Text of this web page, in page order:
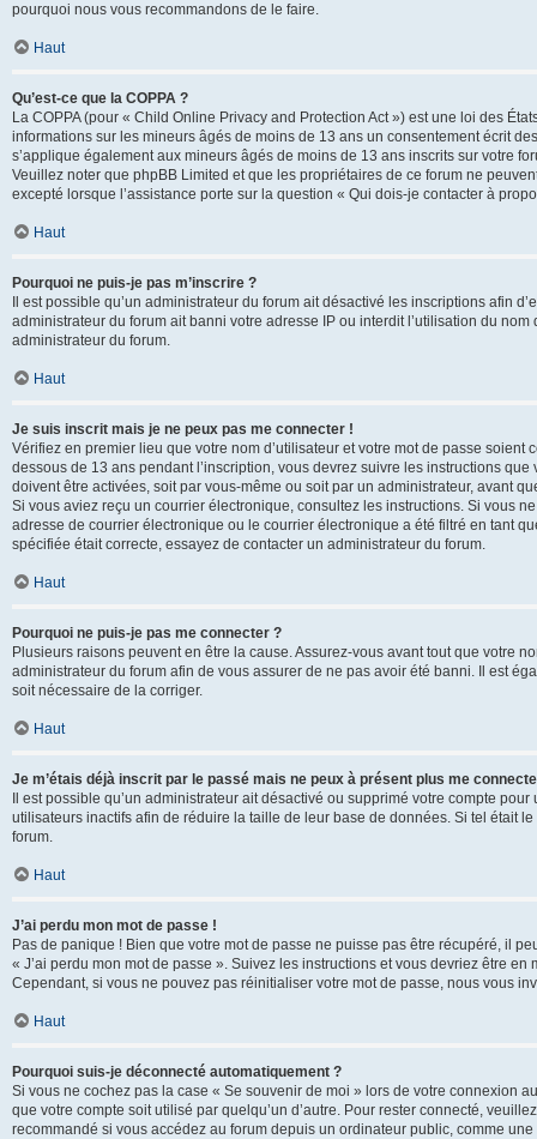
pourquoi nous vous recommandons de le faire.
Haut
Qu’est-ce que la COPPA ?
La COPPA (pour « Child Online Privacy and Protection Act ») est une loi des
informations sur les mineurs âgés de moins de 13 ans un consentement écrit
s’applique également aux mineurs âgés de moins de 13 ans inscrits sur votre
Veuillez noter que phpBB Limited et que les propriétaires de ce forum ne
excepté lorsque l’assistance porte sur la question « Qui dois-je contacter à
Haut
Pourquoi ne puis-je pas m’inscrire ?
Il est possible qu’un administrateur du forum ait désactivé les inscriptions afin
administrateur du forum ait banni votre adresse IP ou interdit l’utilisation du
administrateur du forum.
Haut
Je suis inscrit mais je ne peux pas me connecter !
Vérifiez en premier lieu que votre nom d’utilisateur et votre mot de passe
dessous de 13 ans pendant l’inscription, vous devrez suivre les instructions
doivent être activées, soit par vous-même ou soit par un administrateur, avant
Si vous aviez reçu un courrier électronique, consultez les instructions. Si vous
adresse de courrier électronique ou le courrier électronique a été filtré en tant
spécifiée était correcte, essayez de contacter un administrateur du forum.
Haut
Pourquoi ne puis-je pas me connecter ?
Plusieurs raisons peuvent en être la cause. Assurez-vous avant tout que votre
administrateur du forum afin de vous assurer de ne pas avoir été banni. Il est
soit nécessaire de la corriger.
Haut
Je m’étais déjà inscrit par le passé mais ne peux à présent plus me
Il est possible qu’un administrateur ait désactivé ou supprimé votre compte
utilisateurs inactifs afin de réduire la taille de leur base de données. Si tel était
forum.
Haut
J’ai perdu mon mot de passe !
Pas de panique ! Bien que votre mot de passe ne puisse pas être récupéré, il
« J’ai perdu mon mot de passe ». Suivez les instructions et vous devriez être
Cependant, si vous ne pouvez pas réinitialiser votre mot de passe, nous vous
Haut
Pourquoi suis-je déconnecté automatiquement ?
Si vous ne cochez pas la case « Se souvenir de moi » lors de votre connexion
que votre compte soit utilisé par quelqu’un d’autre. Pour rester connecté,
recommandé si vous accédez au forum depuis un ordinateur public, comme